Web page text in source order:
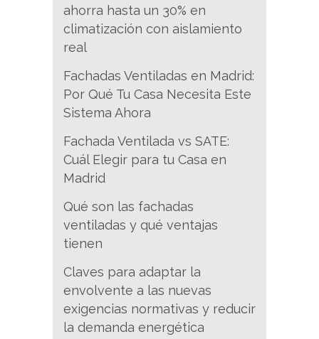
ahorra hasta un 30% en
climatización con aislamiento
real
Fachadas Ventiladas en Madrid:
Por Qué Tu Casa Necesita Este
Sistema Ahora
Fachada Ventilada vs SATE:
Cuál Elegir para tu Casa en
Madrid
Qué son las fachadas
ventiladas y qué ventajas
tienen
Claves para adaptar la
envolvente a las nuevas
exigencias normativas y reducir
la demanda energética